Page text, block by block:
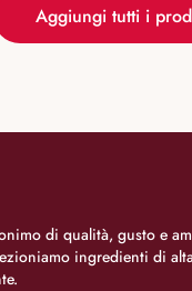
Aggiungi tutti i
di qualità, gusto e
ingredienti di